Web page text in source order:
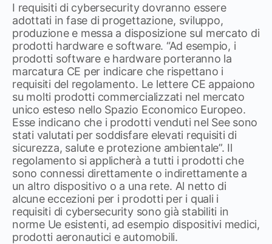
I requisiti di cybersecurity dovranno essere
adottati in fase di progettazione, sviluppo,
produzione e messa a disposizione sul mercato di
prodotti hardware e software. “Ad esempio, i
prodotti software e hardware porteranno la
marcatura CE per indicare che rispettano i
requisiti del regolamento. Le lettere CE appaiono
su molti prodotti commercializzati nel mercato
unico esteso nello Spazio Economico Europeo.
Esse indicano che i prodotti venduti nel See sono
stati valutati per soddisfare elevati requisiti di
sicurezza, salute e protezione ambientale”. Il
regolamento si applicherà a tutti i prodotti che
sono connessi direttamente o indirettamente a
un altro dispositivo o a una rete. Al netto di
alcune eccezioni per i prodotti per i quali i
requisiti di cybersecurity sono già stabiliti in
norme Ue esistenti, ad esempio dispositivi medici,
prodotti aeronautici e automobili.